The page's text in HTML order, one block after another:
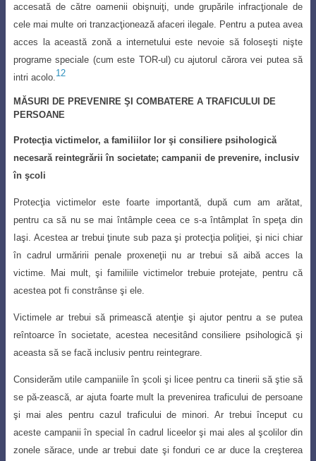
accesată de către oamenii obişnuiţi, unde grupările infracţionale de
cele mai multe ori tranzacţionează afaceri ilegale. Pentru a putea avea
acces la această zonă a internetului este nevoie să foloseşti nişte
programe speciale (cum este TOR-ul) cu ajutorul cărora vei putea să
intri acolo. 12
MĂSURI DE PREVENIRE ŞI COMBATERE A TRAFICULUI DE
PERSOANE
Protecţia victimelor, a familiilor lor şi consiliere psihologică
necesară reintegrării în societate; campanii de prevenire, inclusiv
în şcoli
Protecţia victimelor este foarte importantă, după cum am arătat,
pentru ca să nuse mai întâmple ceea ce s-a întâmplat în speţa din
Iaşi. Acestea ar trebui ţinute sub paza şi protecţia poliţiei, şi nici chiar
în cadrul urmăririi penale proxeneţii nu ar trebui să aibă acces la
victime. Mai mult, şi familiile victimelor trebuie protejate, pentru că
acestea pot fi constrânse şi ele.
Victimele ar trebui să primească atenţie şi ajutor pentru a se putea
reîntoarce în societate, acestea necesitând consiliere psihologică şi
aceasta să se facă inclusiv pentru reintegrare.
Considerăm utile campaniile în şcoli şi licee pentru ca tinerii să ştie să
se pă-zească, ar ajuta foarte mult la prevenirea traficului de persoane
şi mai ales pentru cazul traficului de minori. Ar trebui început cu
aceste campanii în special în cadrul liceelor şi mai ales al şcolilor din
zonele sărace, unde ar trebui date şi fonduri ce ar duce la creşterea